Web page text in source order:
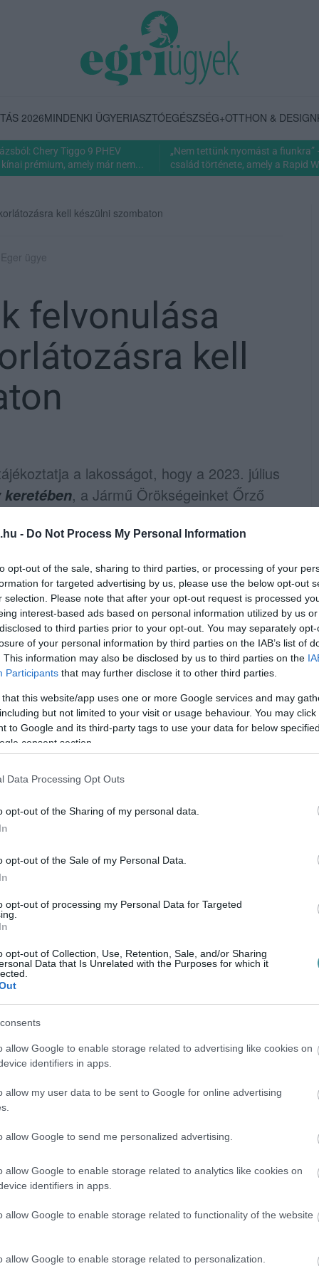
- Do Not Process My Personal Information
opt-out of the sale, sharing to third parties, or processing of your
for targeted advertising by us, please use the below opt-out
selection. Please note that after your opt-out request is processed
interest-based ads based on personal information utilized by us
to third parties prior to your opt-out. You may separately
of your personal information by third parties on the IAB’s list of
This information may also be disclosed by us to third parties on the
Participants that may further disclose it to other third parties.
that this website/app uses one or more Google services and may
but not limited to your visit or usage behaviour. You may
to Google and its third-party tags to use your data for below
consent section.
Data Processing Opt Outs
opt-out of the Sharing of my personal data.
opt-out of the Sale of my Personal Data.
opt-out of processing my Personal Data for Targeted
opt-out of Collection, Use, Retention, Sale, and/or Sharing
Data that Is Unrelated with the Purposes for which it
allow Google to enable storage related to advertising like cookies on
identifiers in apps.
allow my user data to be sent to Google for online advertising
allow Google to send me personalized advertising.
allow Google to enable storage related to analytics like cookies on
identifiers in apps.
allow Google to enable storage related to functionality of the website
allow Google to enable storage related to personalization.
2026MINDENKI ÜGYERIASZTÓEGÉSZSÉG+OTTHON & DESIGN
Chery Tiggo 9 PHEV
prémium, amely már nem...
„Nem tettünk nyomást a fiunkra”
család története, amely a Rapid
kell készülni szombaton
ügye
felvonulása
kell
a lakosságot, hogy a 2023. július
keretében, a Jármű Örökségeinket Őrző
lesz városunk közútjain.
órakor indul a Szmrecsányi Lajos
50 db veterán autó mellett 25-30 db
a kijelölt útvonalon az
mellett rendőri felvezetéssel haladnak
Sas út – Kertész út – Maklári út –
– Eszterházy tér – Törvényház út –
utca – Malom utca – Malomárok utca –
tér – Széchenyi I. utca – Csiky S.
tér – Deák F. utca – Hadnagy
fokozott figyelemmel és türelemmel
a tőlük független szerkesztőségek
még a hatalmat ellenőrző hang,
is segítő Nemzeti Újságírók
44920004.
az EGRI ÜGYEK Google Hírek oldalán!